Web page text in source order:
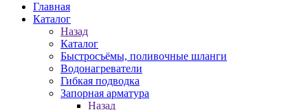
Главная
Каталог
Назад
Каталог
Быстросъёмы, поливочные шланги
Водонагреватели
Гибкая подводка
Запорная арматура
Назад